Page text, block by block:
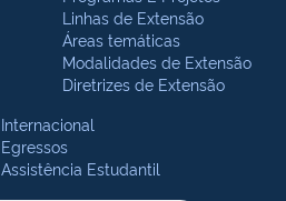
Linhas de Extensão
Áreas temáticas
Modalidades de Extensão
Diretrizes de Extensão
Internacional
Egressos
Assistência Estudantil